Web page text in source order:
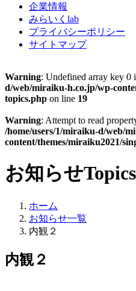
企業情報
みらいくlab
プライバシーポリシー
サイトマップ
Warning: Undefined array key 0
d/web/miraiku-h.co.jp/wp-
topics.php on line 19
Warning: Attempt to read
/home/users/1/miraiku-d/web/
content/themes/miraiku2021/
お知らせTopics
ホーム
お知らせ一覧
内観２
内観２